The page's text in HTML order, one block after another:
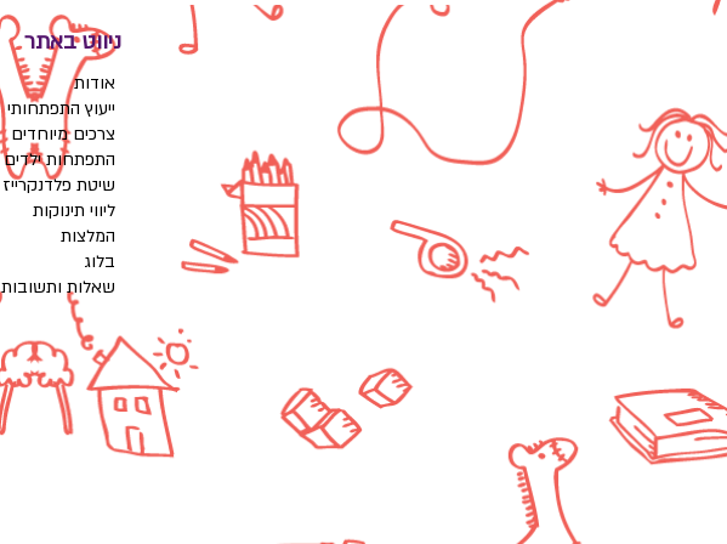
ניווט באתר
אודות
ייעוץ התפתחותי
צרכים מיוחדים
התפתחות ילדים
שיטת פלדנקרייז
ליווי תינוקות
המלצות
בלוג
שאלות ותשובות